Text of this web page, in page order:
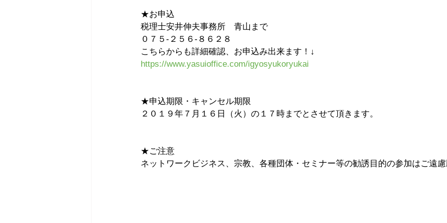
★お申込
税理士安井伸夫事務所　青山まで
０７５-２５６-８６２８
こちらからも詳細確認、お申込み出来ます！↓
https://www.yasuioffice.com/igyosyukoryukai
★申込期限・キャンセル期限
２０１９年７月１６日（火）の１７時までとさせて頂きます。
★ご注意
ネットワークビジネス、宗教、各種団体・セミナー等の勧誘目的の参加はご遠慮